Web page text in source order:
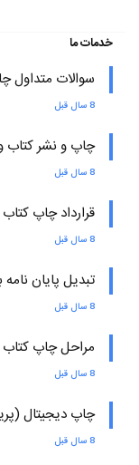
خدمات ما
سوالات متداول
8 سال قبل
چاپ و نشر کتاب
8 سال قبل
قرارداد چاپ کتاب
8 سال قبل
تبدیل پایان نامه
8 سال قبل
مراحل چاپ کتاب
8 سال قبل
چاپ دیجیتال
8 سال قبل